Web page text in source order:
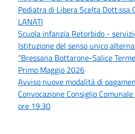
Pediatra di Libera Scelta Dott.ssa
LANATI
Scuola infanzia Retorbido -
Istituzione del senso unico
“Bressana Bottarone-Salice
Primo Maggio 2026
Avviso nuove modalità di
Convocazione Consiglio
ore 19:30